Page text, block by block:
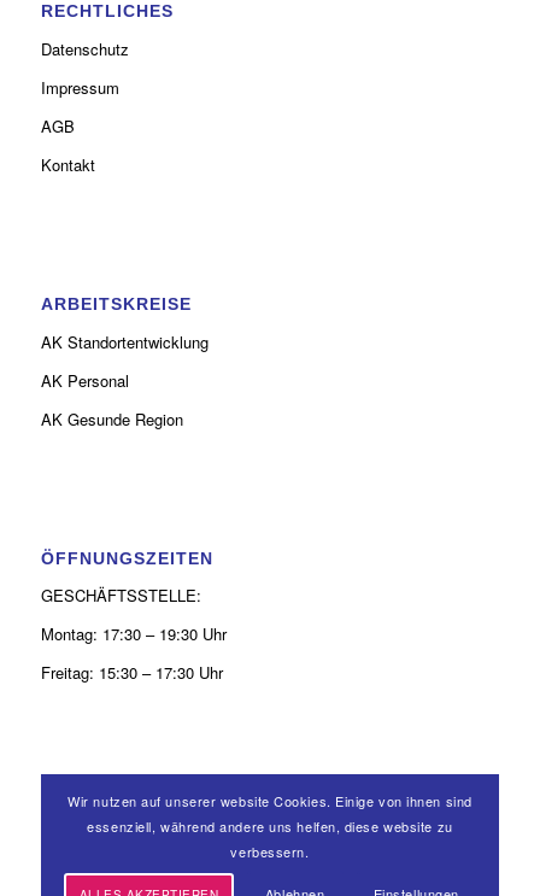
RECHTLICHES
Datenschutz
Impressum
AGB
Kontakt
ARBEITSKREISE
AK Standortentwicklung
AK Personal
AK Gesunde Region
ÖFFNUNGSZEITEN
GESCHÄFTSSTELLE:
Montag: 17:30 – 19:30 Uhr
Freitag: 15:30 – 17:30 Uhr
Wir nutzen auf unserer website Cookies. Einige von ihnen sind
essenziell, während andere uns helfen, diese website zu
verbessern.